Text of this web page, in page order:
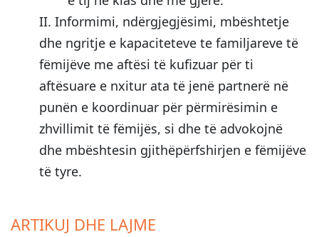
II. Informimi, ndërgjegjësimi, mbështetje
dhe ngritje e kapaciteteve te familjareve të
fëmijëve me aftësi të kufizuar për ti
aftësuare e nxitur ata të jenë partnerë në
punën e koordinuar për përmirësimin e
zhvillimit të fëmijës, si dhe të advokojnë
dhe mbështesin gjithëpërfshirjen e fëmijëve
të tyre.
ARTIKUJ DHE LAJME